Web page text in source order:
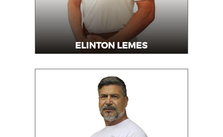
ELINTON LEMES
Instrutor